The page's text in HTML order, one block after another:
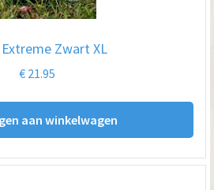
Zwart XL
€ 21.95
aan winkelwagen